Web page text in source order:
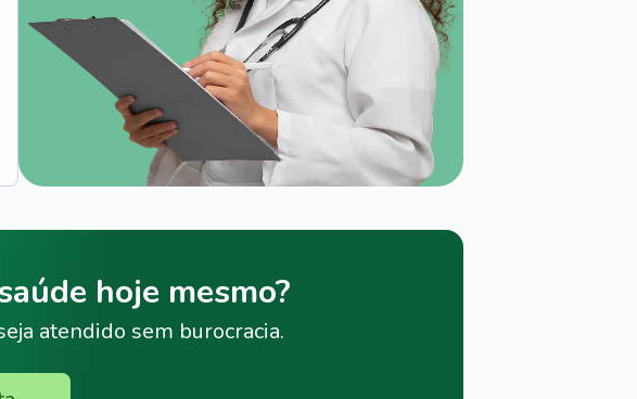
hoje mesmo?
atendido sem burocracia.